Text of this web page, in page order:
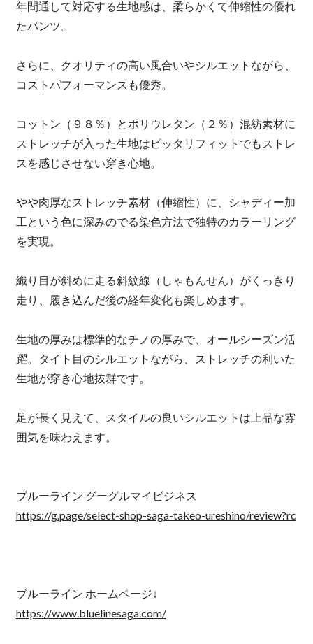
年間通して対応する生地感は、柔らかくて伸縮性の優れ
たパンツ。
さらに、クオリティの高い風合いやシルエットながら、
コストパフォーマンスも優秀。
コットン（９８％）とポリウレタン（２％）混紡素材に
ストレッチが入った生地はピッタリフィットでもストレ
スを感じさせない穿き心地。
やや肉厚なストレッチ素材（伸縮性）に、シャディー加
工という色に深みのでる染色方法で独特のカラーリング
を実現。
織り目が斜めに走る斜紋線（しゃもんせん）がくっきり
走り、履き込んだ後の経年変化も楽しめます。
生地の厚みは標準的なチノの厚みで、オールシーズン活
躍。タイト目のシルエットながら、ストレッチの利いた
生地が穿き心地抜群です。
足が長く見えて、スタイルの良いシルエットは上品な雰
囲気を味わえます。
ブルーライン グーグルマイビジネス
https://g.page/select-shop-saga-takeo-ureshino/review?rc
ブルーライン ホームページ↓
https://www.bluelinesaga.com/